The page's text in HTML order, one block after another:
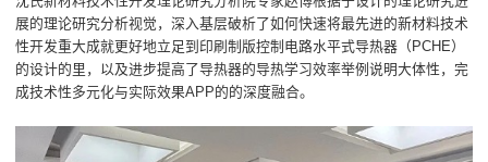
展的理论研究分析视觉，深入基层破析了如何快速将最先进的新材料技术
性开发重大成就更好地立足到印刷制版控制电路水平式导热器（PCHE）
的设计的里，以及进步提高了导热器的导热学习效率举例说明大体性，完
成技术性多元化与实际效果APP的的深度融合。